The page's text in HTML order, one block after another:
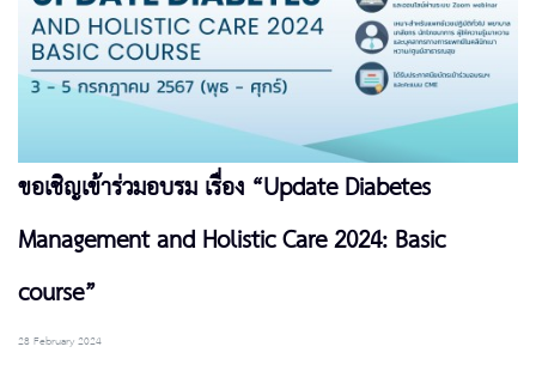
ขอเชิญเข้าร่วมอบรม เรื่อง “Update Diabetes
Management and Holistic Care 2024: Basic
course”
28 February 2024